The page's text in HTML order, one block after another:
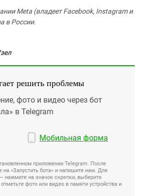
Meta (владеет Facebook, Instagram и
в России.
решить проблемы
фото и видео через бот
в Telegram
Мобильная форма
приложении Telegram. После
на «Запустить бота» и напишите нам. Для
нажмите на значок скрепки, выберите
фото или видео в памяти устройства и